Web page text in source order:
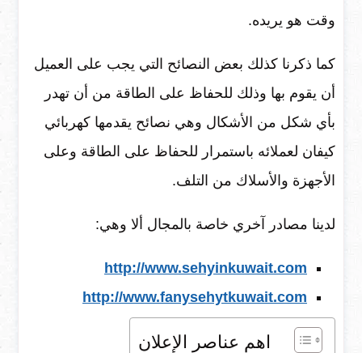
وقت هو يريده.
كما ذكرنا كذلك بعض النصائح التي يجب على العميل
أن يقوم بها وذلك للحفاظ على الطاقة من أن تهدر
بأي شكل من الأشكال وهي نصائح يقدمها كهربائي
كيفان لعملائه باستمرار للحفاظ على الطاقة وعلى
الأجهزة والأسلاك من التلف.
لدينا مصادر آخري خاصة بالمجال ألا وهي:
http://www.sehyinkuwait.com
http://www.fanysehytkuwait.com
اهم عناصر الإعلان